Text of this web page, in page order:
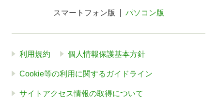
スマートフォン版 パソコン版
利用規約 個人情報保護基本方針
Cookie等の利用に関するガイドライン
サイトアクセス情報の取得について